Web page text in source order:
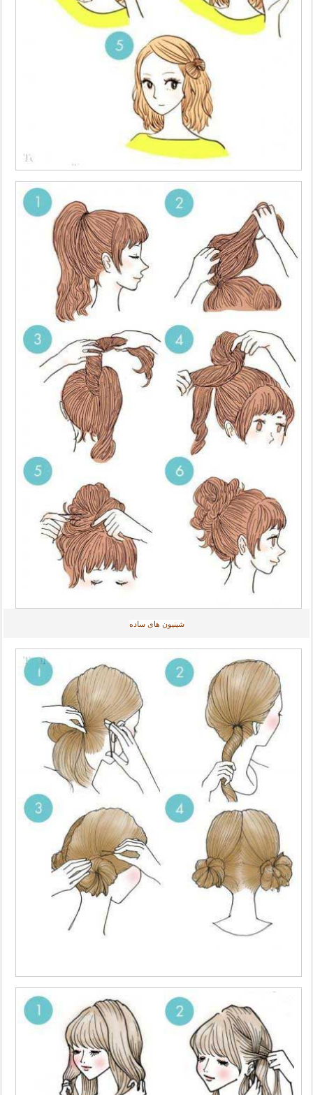
شینیون های ساده